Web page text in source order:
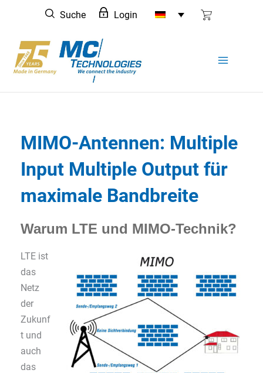
springen
Suche Login
MIMO-Antennen: Multiple
Input Multiple Output für
maximale Bandbreite
Warum LTE und MIMO-Technik?
LTE ist
das
Netz
der
Zukunf
t und
auch
das